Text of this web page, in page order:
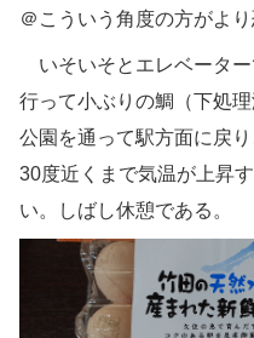
＠こういう角度の方がよ
いそいそとエレベーター
行って小ぶりの鯛（下処
公園を通って駅方面に戻
30度近くまで気温が上昇
い。しばし休憩である。